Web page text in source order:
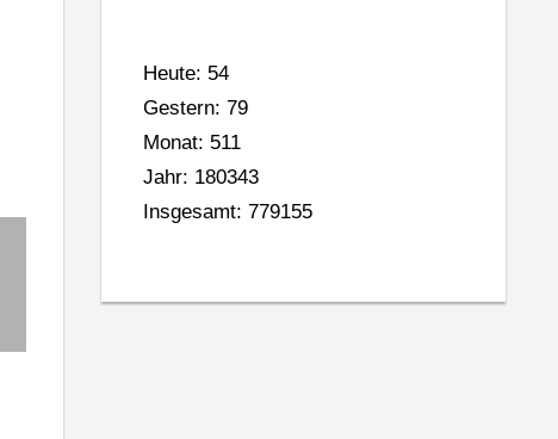
Heute: 54
Gestern: 79
Monat: 511
Jahr: 180343
Insgesamt: 779155